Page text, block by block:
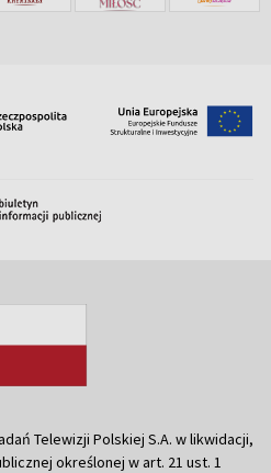
Telewizji Polskiej S.A. w likwidacji,
określonej w art. 21 ust. 1